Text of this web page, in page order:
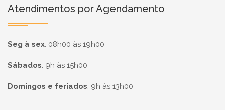
Atendimentos por Agendamento
Seg à sex: 08h00 às 19h00
Sábados: 9h às 15h00
Domingos e feriados: 9h às 13h00